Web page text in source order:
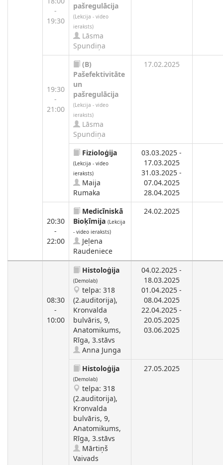
-
19:30
pašregulācija
(Lekcija - video
ieraksts)
Lāsma
Spundiņa
19:30
-
21:00
(B)
Pašefektivitāte
un
pašregulācija
(Lekcija - video
ieraksts)
Lāsma
Spundiņa
17.02.2025
Fizioloģija
(Lekcija - video
ieraksts)
Maija
Rumaka
03.03.2025 -
17.03.2025
31.03.2025 -
07.04.2025
28.04.2025
20:30
-
22:00
Medicīniskā
Bioķīmija (Lekcija
- video ieraksts)
Jeļena
Raudeniece
24.02.2025
08:30
-
10:00
Histoloģija
(Demolab)
telpa: 318
(2.auditorija),
Kronvalda
bulvāris, 9,
Anatomikums,
Rīga, 3.stāvs
Anna Junga
04.02.2025 -
18.03.2025
01.04.2025 -
08.04.2025
22.04.2025 -
20.05.2025
03.06.2025
Histoloģija
(Demolab)
telpa: 318
(2.auditorija),
Kronvalda
bulvāris, 9,
Anatomikums,
Rīga, 3.stāvs
Mārtiņš
Vaivads
27.05.2025